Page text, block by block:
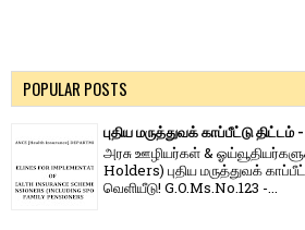
POPULAR POSTS
புதிய மருத்துவக் காப்பீட்டு
அரசு ஊழியர்கள் &
Holders) புதிய மருத்துவக்
வெளியீடு! G.O.Ms.No.123 -...